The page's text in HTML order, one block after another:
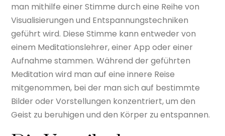
man mithilfe einer Stimme durch eine Reihe von
Visualisierungen und Entspannungstechniken
geführt wird. Diese Stimme kann entweder von
einem Meditationslehrer, einer App oder einer
Aufnahme stammen. Während der geführten
Meditation wird man auf eine innere Reise
mitgenommen, bei der man sich auf bestimmte
Bilder oder Vorstellungen konzentriert, um den
Geist zu beruhigen und den Körper zu entspannen.